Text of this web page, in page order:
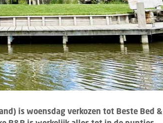
is woensdag verkozen tot Beste Bed &